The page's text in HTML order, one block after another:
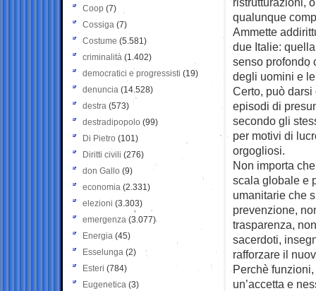
qualunque
Ammette
due Italie:
senso profondo
degli uomini e
Certo, può
episodi di
secondo gli
per motivi di
orgogliosi.
Non importa
scala globale e
umanitarie che
prevenzione,
trasparenza,
sacerdoti,
rafforzare il
Perchè
un’accetta e
Coop (7)
Cossiga (7)
Costume (5.581)
criminalità (1.402)
democratici e progressisti (19)
denuncia (14.528)
destra (573)
destradipopolo (99)
Di Pietro (101)
Diritti civili (276)
don Gallo (9)
economia (2.331)
elezioni (3.303)
emergenza (3.077)
Energia (45)
Esselunga (2)
Esteri (784)
Eugenetica (3)